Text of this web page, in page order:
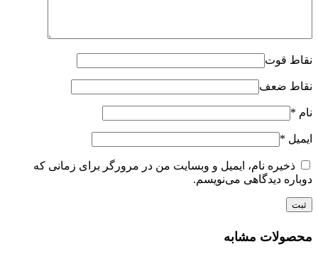
نقاط قوت
نقاط ضعف
نام *
ایمیل *
ذخیره نام، ایمیل و وبسایت من در مرورگر برای زمانی که
دوباره دیدگاهی می‌نویسم.
محصولات مشابه